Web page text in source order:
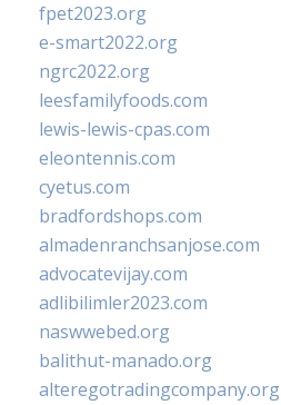
fpet2023.org
e-smart2022.org
ngrc2022.org
leesfamilyfoods.com
lewis-lewis-cpas.com
eleontennis.com
cyetus.com
bradfordshops.com
almadenranchsanjose.com
advocatevijay.com
adlibilimler2023.com
naswwebed.org
balithut-manado.org
alteregotradingcompany.org